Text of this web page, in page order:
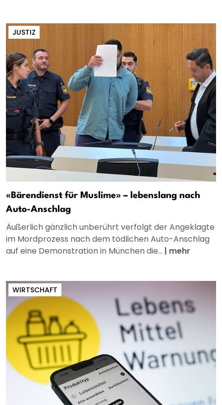
JUSTIZ
«Bärendienst für Muslime» – lebenslang nach
Auto-Anschlag
Äußerlich gänzlich unberührt verfolgt der Angeklagte
im Mordprozess nach dem tödlichen Auto-Anschlag
auf eine Demonstration in München die... | mehr
WIRTSCHAFT